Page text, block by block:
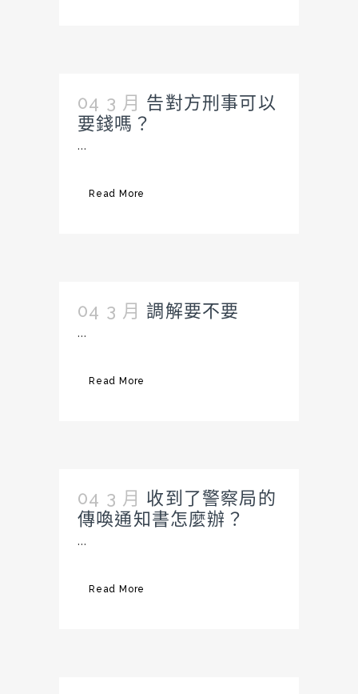
04 3 月 告對方刑事可以
要錢嗎？
...
Read More
04 3 月 調解要不要
...
Read More
04 3 月 收到了警察局的
傳喚通知書怎麼辦？
...
Read More